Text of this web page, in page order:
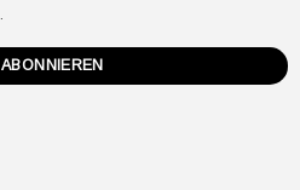
ABONNIEREN